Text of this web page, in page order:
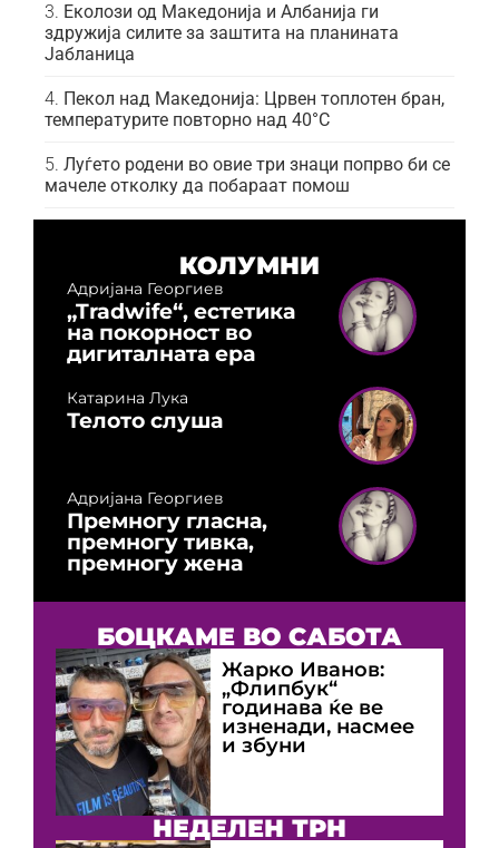
Еколози од Македонија и Албанија ги
здружија силите за заштита на планината
Јабланица
Пекол над Македонија: Црвен топлотен бран,
температурите повторно над 40°C
Луѓето родени во овие три знаци попрво би се
мачеле отколку да побараат помош
КОЛУМНИ
Адријана Георгиев
„Tradwife“, естетика
на покорност во
дигиталната ера
Катарина Лука
Телото слуша
Адријана Георгиев
Премногу гласна,
премногу тивка,
премногу жена
БОЦКАМЕ ВО САБОТА
Жарко Иванов:
„Флипбук“
годинава ќе ве
изненади, насмее
и збуни
НЕДЕЛЕН ТРН